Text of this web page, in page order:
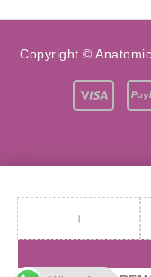
Copyright ©